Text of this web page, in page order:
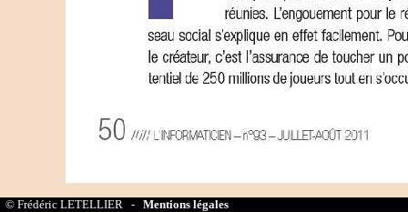
© Frédéric LETELLIER - Mentions légales